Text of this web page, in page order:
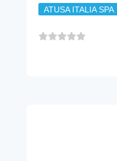
ATUSA ITALIA SPA